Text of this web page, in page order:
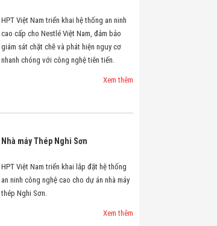
HPT Việt Nam triển khai hệ thống an ninh
cao cấp cho Nestlé Việt Nam, đảm bảo
giám sát chặt chẽ và phát hiện nguy cơ
nhanh chóng với công nghệ tiên tiến.
Xem thêm
Nhà máy Thép Nghi Sơn
HPT Việt Nam triển khai lắp đặt hệ thống
an ninh công nghệ cao cho dự án nhà máy
thép Nghi Sơn.
Xem thêm